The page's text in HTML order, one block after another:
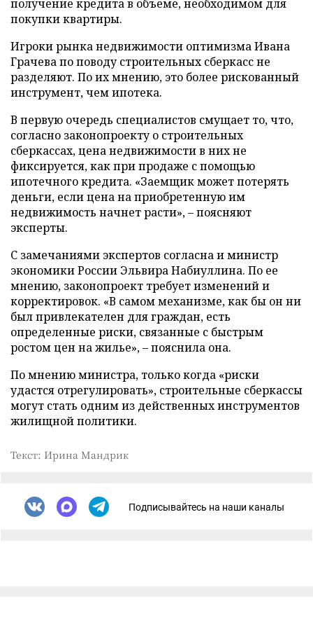
получение кредита в объеме, необходимом для
покупки квартиры.
Игроки рынка недвижимости оптимизма Ивана
Грачева по поводу строительных сберкасс не
разделяют. По их мнению, это более рискованный
инструмент, чем ипотека.
В первую очередь специалистов смущает то, что,
согласно законопроекту о строительных
сберкассах, цена недвижимости в них не
фиксируется, как при продаже с помощью
ипотечного кредита. «Заемщик может потерять
деньги, если цена на приобретенную им
недвижимость начнет расти», – поясняют
эксперты.
С замечаниями экспертов согласна и министр
экономики России Эльвира Набиуллина. По ее
мнению, законопроект требует изменений и
корректировок. «В самом механизме, как бы он ни
был привлекателен для граждан, есть
определенные риски, связанные с быстрым
ростом цен на жилье», – пояснила она.
По мнению министра, только когда «риски
удастся отрегулировать», строительные сберкассы
могут стать одним из действенных инструментов
жилищной политики.
Текст: Ирина Мандрик
Подписывайтесь на наши каналы